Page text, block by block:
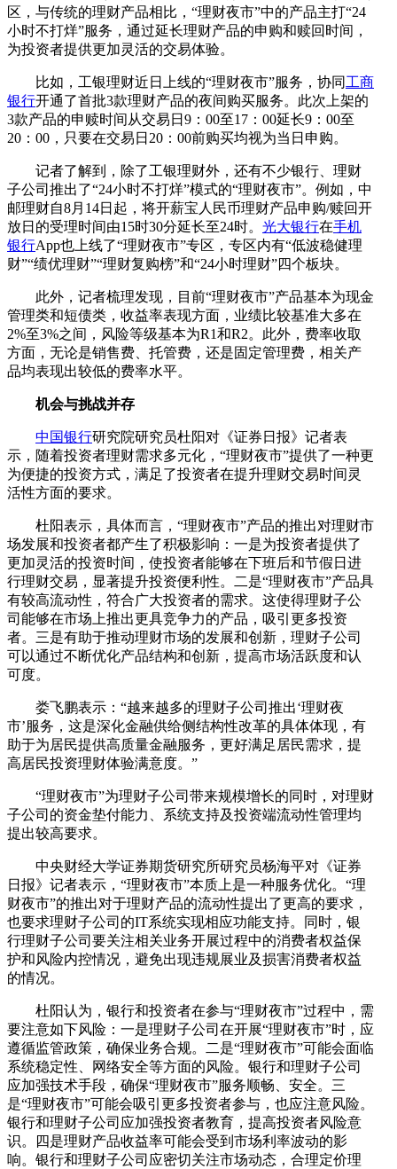
区，与传统的理财产品相比，“理财夜市”中的产品主打“24
小时不打烊”服务，通过延长理财产品的申购和赎回时间，
为投资者提供更加灵活的交易体验。
比如，工银理财近日上线的“理财夜市”服务，协同 工商
银行开通了首批3款理财产品的夜间购买服务。此次上架的
3款产品的申赎时间从交易日9：00至17：00延长9：00至
20：00，只要在交易日20：00前购买均视为当日申购。
记者了解到，除了工银理财外，还有不少银行、理财
子公司推出了“24小时不打烊”模式的“理财夜市”。例如，中
邮理财自8月14日起，将开薪宝人民币理财产品申购/赎回开
放日的受理时间由15时30分延长至24时。 光大银行在手机
银行App也上线了“理财夜市”专区，专区内有“低波稳健理
财”“绩优理财”“理财复购榜”和“24小时理财”四个板块。
此外，记者梳理发现，目前“理财夜市”产品基本为现金
管理类和短债类，收益率表现方面，业绩比较基准大多在
2%至3%之间，风险等级基本为R1和R2。此外，费率收取
方面，无论是销售费、托管费，还是固定管理费，相关产
品均表现出较低的费率水平。
机会与挑战并存
中国银行研究院研究员杜阳对《证券日报》记者表
示，随着投资者理财需求多元化，“理财夜市”提供了一种更
为便捷的投资方式，满足了投资者在提升理财交易时间灵
活性方面的要求。
杜阳表示，具体而言，“理财夜市”产品的推出对理财市
场发展和投资者都产生了积极影响：一是为投资者提供了
更加灵活的投资时间，使投资者能够在下班后和节假日进
行理财交易，显著提升投资便利性。二是“理财夜市”产品具
有较高流动性，符合广大投资者的需求。这使得理财子公
司能够在市场上推出更具竞争力的产品，吸引更多投资
者。三是有助于推动理财市场的发展和创新，理财子公司
可以通过不断优化产品结构和创新，提高市场活跃度和认
可度。
娄飞鹏表示：“越来越多的理财子公司推出‘理财夜
市’服务，这是深化金融供给侧结构性改革的具体体现，有
助于为居民提供高质量金融服务，更好满足居民需求，提
高居民投资理财体验满意度。”
“理财夜市”为理财子公司带来规模增长的同时，对理财
子公司的资金垫付能力、系统支持及投资端流动性管理均
提出较高要求。
中央财经大学证券期货研究所研究员杨海平对《证券
日报》记者表示，“理财夜市”本质上是一种服务优化。“理
财夜市”的推出对于理财产品的流动性提出了更高的要求，
也要求理财子公司的IT系统实现相应功能支持。同时，银
行理财子公司要关注相关业务开展过程中的消费者权益保
护和风险内控情况，避免出现违规展业及损害消费者权益
的情况。
杜阳认为，银行和投资者在参与“理财夜市”过程中，需
要注意如下风险：一是理财子公司在开展“理财夜市”时，应
遵循监管政策，确保业务合规。二是“理财夜市”可能会面临
系统稳定性、网络安全等方面的风险。银行和理财子公司
应加强技术手段，确保“理财夜市”服务顺畅、安全。三
是“理财夜市”可能会吸引更多投资者参与，也应注意风险。
银行和理财子公司应加强投资者教育，提高投资者风险意
识。四是理财产品收益率可能会受到市场利率波动的影
响。银行和理财子公司应密切关注市场动态，合理定价理